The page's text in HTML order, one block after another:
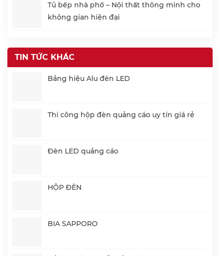
Tủ bếp nhà phố – Nội thất thông minh cho
không gian hiện đại
TIN TỨC KHÁC
Bảng hiệu Alu đèn LED
Thi công hộp đèn quảng cáo uy tín giá rẻ
Đèn LED quảng cáo
HỘP ĐÈN
BIA SAPPORO